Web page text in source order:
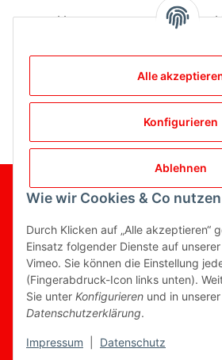
5mm Silikon
schwarz
4mm
schwarz
2,09
Gesetzliche Informationen
Informationen
Vertrag widerrufen
* Alle Preise inkl. gesetzlicher USt.,
Alle
Konfigurieren
Ablehnen
Wie wir Cookies & Co nutzen
Durch Klicken auf „Alle akzeptieren“
Einsatz folgender Dienste auf
Vimeo. Sie können die Einstellung
(Fingerabdruck-Icon links unten).
Sie unter Konfigurieren und in unserer
Datenschutzerklärung.
Impressum Datenschutz